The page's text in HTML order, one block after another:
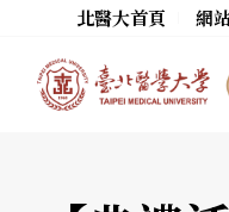
北醫大首頁 網